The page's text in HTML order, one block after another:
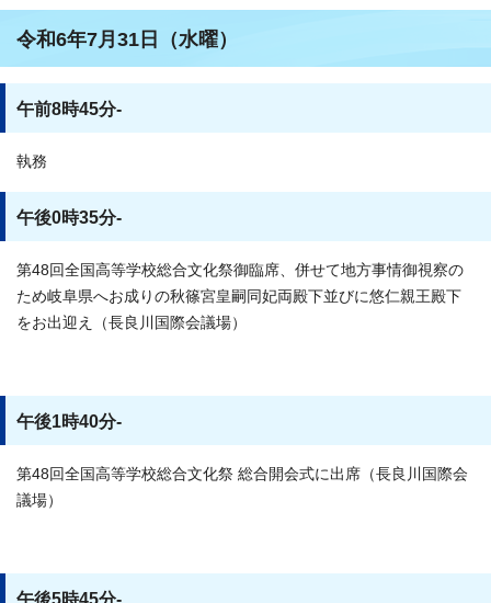
令和6年7月31日（水曜）
午前8時45分-
執務
午後0時35分-
第48回全国高等学校総合文化祭御臨席、併せて地方事情御視察の
ため岐阜県へお成りの秋篠宮皇嗣同妃両殿下並びに悠仁親王殿下
をお出迎え（長良川国際会議場）
午後1時40分-
第48回全国高等学校総合文化祭 総合開会式に出席（長良川国際会
議場）
午後5時45分-